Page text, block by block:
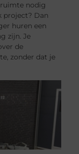
nodig
project? Dan
huren een
zijn. Je
de
zonder dat je